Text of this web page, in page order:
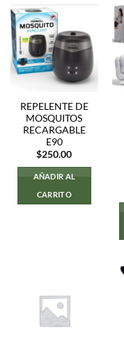
REPELENTE DE
MOSQUITOS
RECARGABLE
E90
$250.00
AÑADIR AL
CARRITO